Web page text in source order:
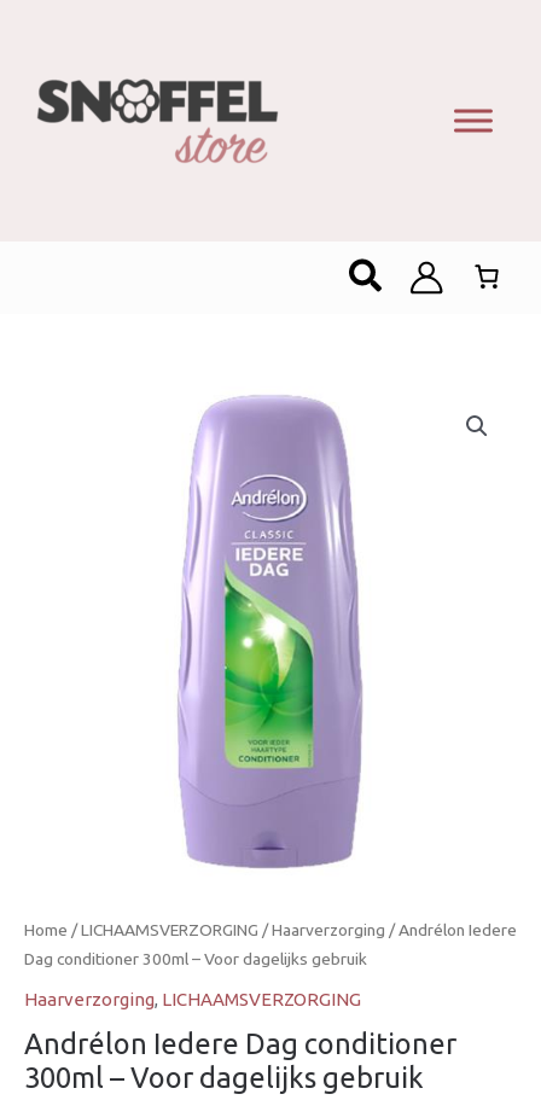
Zoeken
Home /LICHAAMSVERZORGING /Haarverzorging / Andrélon Iedere
Dag conditioner 300ml – Voor dagelijks gebruik
Haarverzorging, LICHAAMSVERZORGING
Andrélon Iedere Dag conditioner
300ml – Voor dagelijks gebruik